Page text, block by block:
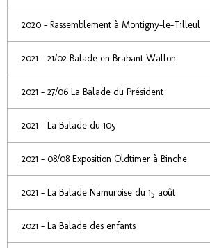
2020 - Rassemblement à Montigny-le-Tilleul
2021 - 21/02 Balade en Brabant Wallon
2021 - 27/06 La Balade du Président
2021 - La Balade du 105
2021 - 08/08 Exposition Oldtimer à Binche
2021 - La Balade Namuroise du 15 août
2021 - La Balade des enfants